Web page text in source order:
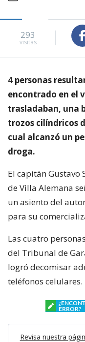
293
visitas
4 personas
encontrado en el
trasladaban, una
trozos cilíndricos
cual alcanzó un
droga.
El capitán Gustavo
de Villa Alemana
un asiento del
para su
Las cuatro
del Tribunal de
logró decomisar
teléfonos celulares.
ERROR?
Revisa nuestra